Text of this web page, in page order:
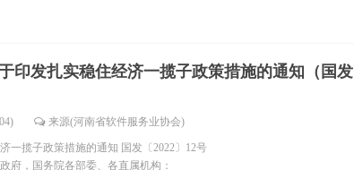
印发扎实稳住经济一揽子政策措施的通知（国发
来源(河南省软件服务业协会)
一揽子政策措施的通知 国发〔2022〕12号
府，国务院各部委、各直属机构：